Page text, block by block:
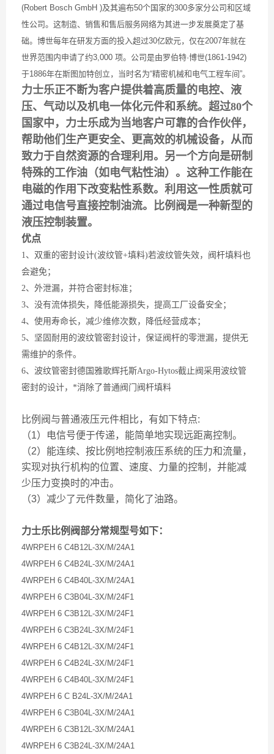
(Robert Bosch GmbH )及其遍布50个国家的300多家分公司和区域
性公司。这制造、销售和售后服务网络为其进一步发展奠定了基
础。博世每年在研发方面的投入超过30亿欧元，仅在2007年就在
世界范围内申请了约3,000 项。公司是由罗伯特·博世(1861-1942)
于1886年在斯图加特创立，当时名为“精密机械和电气工程车间”。
力士乐正不断为客户提供着高质量的电控、液
压、气动以及机电一体化元件和系统。超过80个
国家中，力士乐成为当地客户可靠的合作伙伴，
帮助他们生产更安全、更高效的机械设备，从而
致力于自然资源的合理利用。另一个方向是研制
特殊的工作油（如电气粘性油）。这种工作能在
电磁的作用下改变粘性系数。利用这一性质就可
通过电信号直接控制油流。比例阀是一种新型的
液压控制装置。
优点
1、双重的密封设计(波纹管+填料)若波纹管失效，阀杆填料也
会避免；
2、外泄漏，并符合密封标准；
3、没有流体损失，降低能源损失，提高工厂设备安全；
4、使用寿命长，减少维修次数，降低经营成本；
5、坚固耐用的波纹管密封设计，保证阀杆的零泄漏，提供无
需维护的条件。
6、波纹管密封德国雅歌辉托斯Argo-Hytos截止阀采用波纹管
密封的设计，*消除了普通阀门阀杆填料
比例阀与普通液压元件相比，有如下特点:
（1）电信号便于传递，能简单地实现远距离控制。
（2）能连续、按比例地控制液压系统的压力和流量，
实现对执行机构的位置、速度、力量的控制，并能减
少压力变换时的冲击。
（3）减少了元件数量，简化了油路。
力士乐比例阀部分常规型号如下：
4WRPEH 6 C4B12L-3X/M/24A1
4WRPEH 6 C4B24L-3X/M/24A1
4WRPEH 6 C4B40L-3X/M/24A1
4WRPEH 6 C3B04L-3X/M/24F1
4WRPEH 6 C3B12L-3X/M/24F1
4WRPEH 6 C3B24L-3X/M/24F1
4WRPEH 6 C4B12L-3X/M/24F1
4WRPEH 6 C4B24L-3X/M/24F1
4WRPEH 6 C4B40L-3X/M/24F1
4WRPEH 6 C B24L-3X/M/24A1
4WRPEH 6 C3B04L-3X/M/24A1
4WRPEH 6 C3B12L-3X/M/24A1
4WRPEH 6 C3B24L-3X/M/24A1